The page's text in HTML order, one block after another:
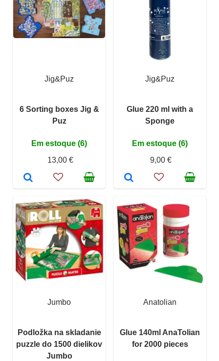
Jig&Puz
6 Sorting boxes Jig &
Puz
Em estoque (6)
13,00 €
Jig&Puz
Glue 220 ml with a
Sponge
Em estoque (6)
9,00 €
Jumbo
Podložka na skladanie
puzzle do 1500 dielikov
Jumbo
Anatolian
Glue 140ml AnaTolian
for 2000 pieces